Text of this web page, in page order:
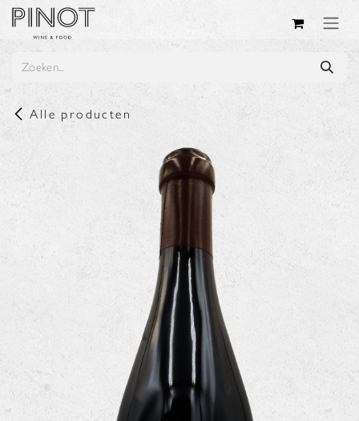
Overslaan naar inhoud
Alle producten